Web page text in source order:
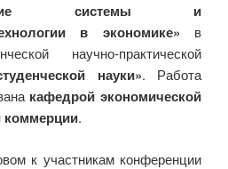
системы и
в экономике» в
научно-практической
науки». Работа
кафедрой экономической
коммерции.
к участникам конференции